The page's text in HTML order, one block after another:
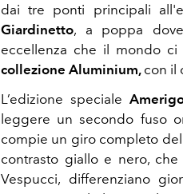
dai tre ponti principali
Giardinetto, a poppa
eccellenza che il mondo
collezione Aluminium, con il
L’edizione speciale
leggere un secondo fuso
compie un giro completo
contrasto giallo e nero,
Vespucci, differenziano